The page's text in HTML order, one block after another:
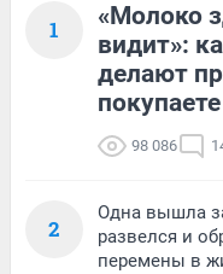
1
«Молоко
видит»:
делают
98 086
2
Одна вышла
развелся и
перемены в